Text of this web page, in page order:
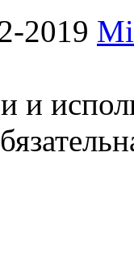
2019
и